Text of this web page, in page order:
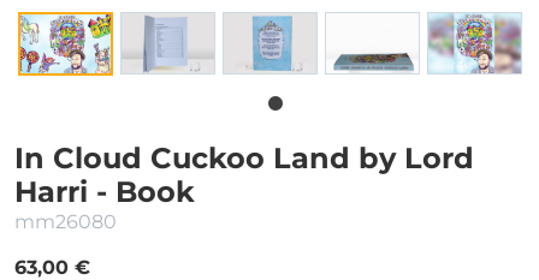
In Cloud Cuckoo Land by Lord
Harri - Book
mm26080
63,00 €